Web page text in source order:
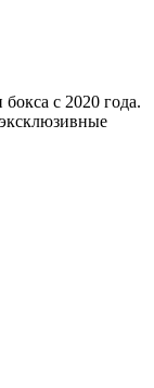
с 2020 года.